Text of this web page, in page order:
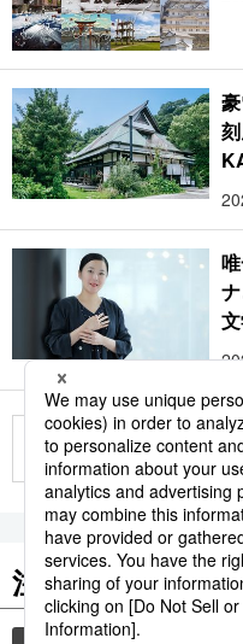
文
も
注目のキーワー